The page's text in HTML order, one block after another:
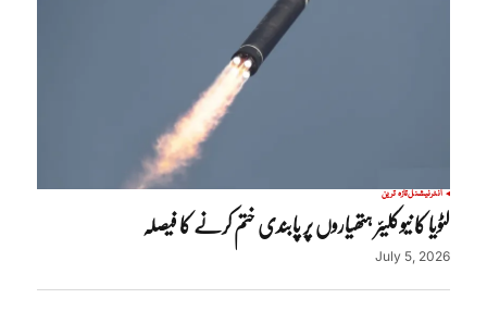
انٹرنیشنلتازہ ترین
لٹویا کا نیوکلیئر ہتھیاروں پر پابندی ختم کرنے کا فیصلہ
July 5, 2026